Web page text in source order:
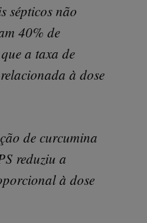
sépticos não
40% de
a taxa de
à dose
de curcumina
reduziu a
à dose